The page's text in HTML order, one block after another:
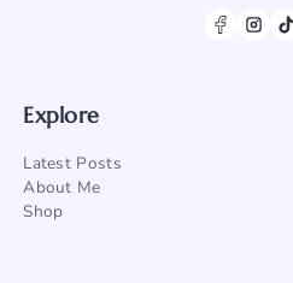
Explore
Latest Posts
About Me
Shop